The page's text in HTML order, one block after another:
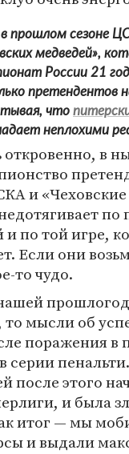
в прошлом сезоне
медведей»,
России 21
претендентов
что
неплохими
откровенно, в
и «Чеховские
по
по той игре,
Если они
то чудо.
мысли об
поражения в
серии
после этого
и была
итог — мы
и выдали